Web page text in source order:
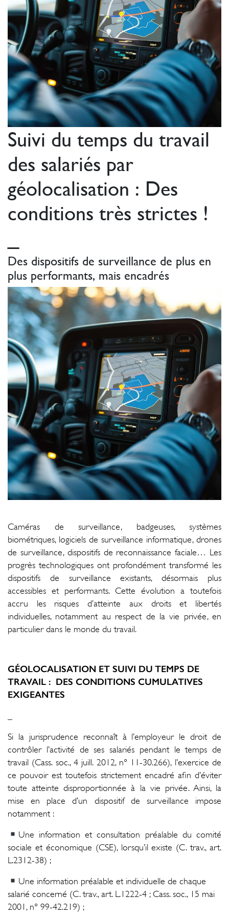
Suivi du temps du travail
des salariés par
géolocalisation : Des
conditions très strictes !
Des dispositifs de surveillance de plus en
plus performants, mais encadrés
Caméras de surveillance, badgeuses, systèmes
biométriques, logiciels de surveillance informatique, drones
de surveillance, dispositifs de reconnaissance faciale… Les
progrès technologiques ont profondément transformé les
dispositifs de surveillance existants, désormais plus
accessibles et performants. Cette évolution a toutefois
accru les risques d’atteinte aux droits et libertés
individuelles, notamment au respect de la vie privée, en
particulier dans le monde du travail.
GÉOLOCALISATION ET SUIVI DU TEMPS DE
TRAVAIL : DES CONDITIONS CUMULATIVES
EXIGEANTES
Si la jurisprudence reconnaît à l’employeur le droit de
contrôler l’activité de ses salariés pendant le temps de
travail (Cass. soc., 4 juill. 2012, n° 11-30.266), l’exercice de
ce pouvoir est toutefois strictement encadré afin d’éviter
toute atteinte disproportionnée à la vie privée. Ainsi, la
mise en place d’un dispositif de surveillance impose
notamment :
Une information et consultation préalable du comité
sociale et économique (CSE), lorsqu’il existe (C. trav., art.
L.2312-38) ;
Une information préalable et individuelle de chaque
salarié concerné (C. trav., art. L.1222-4 ; Cass. soc., 15 mai
2001, n° 99-42.219) ;